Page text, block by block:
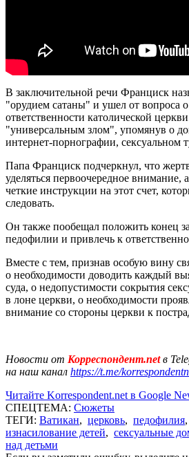
В заключительной речи Франциск
"орудием сатаны" и ушел от вопроса
ответственности католической
"универсальным злом", упомянув о
интернет-порнографии, сексуальном
Папа Франциск подчеркнул, что
уделяться первоочередное внимание,
четкие инструкции на этот счет,
следовать.
Он также пообещал положить конец
педофилии и привлечь к
Вместе с тем, признав особую вину
о необходимости доводить каждый
суда, о недопустимости сокрытия
в лоне церкви, о необходимости
внимание со стороны церкви к
Новости от Корреспондент.netв
на наш канал https://t.me/
Читайте Korrespondent.net в Google
СПЕЦТЕМА: Сюжеты
ТЕГИ: Ватикан, церковь, педофилия,
изнасилование детей, сексуальные
над детьми